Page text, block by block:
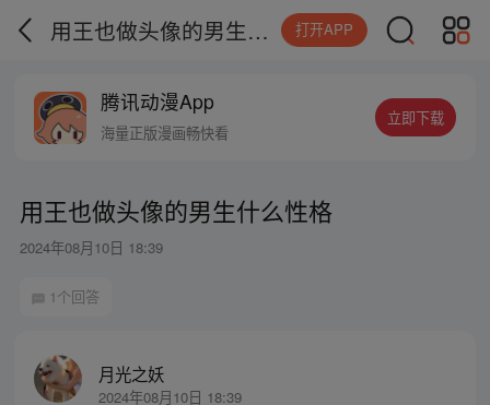
用王也做头像的男生什么性格 打开APP
腾讯动漫App
海量正版漫画畅快看
立即下载
用王也做头像的男生什么性格
2024年08月10日 18:39
1个回答
月光之妖
2024年08月10日 18:39